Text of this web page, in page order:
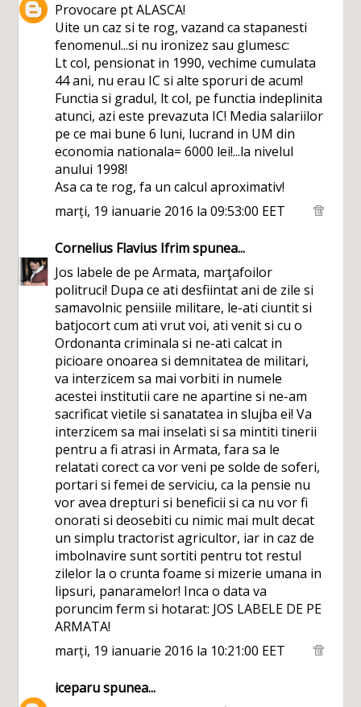
Provocare pt ALASCA!
Uite un caz si te rog, vazand ca stapanesti
fenomenul...si nu ironizez sau glumesc:
Lt col, pensionat in 1990, vechime cumulata
44 ani, nu erau IC si alte sporuri de acum!
Functia si gradul, lt col, pe functia indeplinita
atunci, azi este prevazuta IC! Media salariilor
pe ce mai bune 6 luni, lucrand in UM din
economia nationala= 6000 lei!...la nivelul
anului 1998!
Asa ca te rog, fa un calcul aproximativ!
marți, 19 ianuarie 2016 la 09:53:00 EET
Cornelius Flavius Ifrimspunea...
Jos labele de pe Armata, marţafoilor
politruci! Dupa ce ati desfiintat ani de zile si
samavolnic pensiile militare, le-ati ciuntit si
batjocort cum ati vrut voi, ati venit si cu o
Ordonanta criminala si ne-ati calcat in
picioare onoarea si demnitatea de militari,
va interzicem sa mai vorbiti in numele
acestei institutii care ne apartine si ne-am
sacrificat vietile si sanatatea in slujba ei! Va
interzicem sa mai inselati si sa mintiti tinerii
pentru a fi atrasi in Armata, fara sa le
relatati corect ca vor veni pe solde de soferi,
portari si femei de serviciu, ca la pensie nu
vor avea drepturi si beneficii si ca nu vor fi
onorati si deosebiti cu nimic mai mult decat
un simplu tractorist agricultor, iar in caz de
imbolnavire sunt sortiti pentru tot restul
zilelor la o crunta foame si mizerie umana in
lipsuri, panaramelor! Inca o data va
poruncim ferm si hotarat: JOS LABELE DE PE
ARMATA!
marți, 19 ianuarie 2016 la 10:21:00 EET
iceparuspunea...